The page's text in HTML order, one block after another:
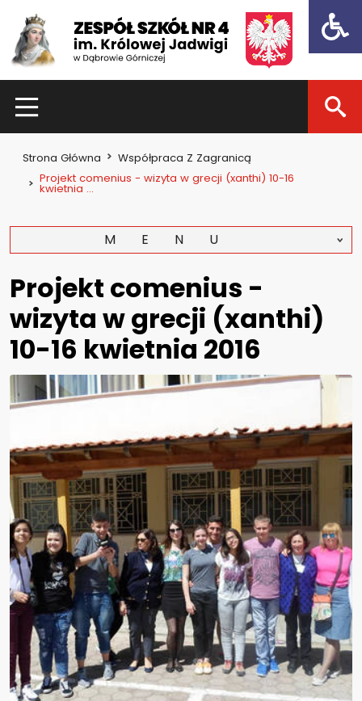
Kadra nauczycielska
Zajęcia pozalekcyjne
Konkursy
Dla rodziców
Kadra nauczycielska
Zajęcia pozalekcyjne
Konkursy
Wszystko o wszawicy
Dla nauczycieli
Kadra nauczycielska
Aktywna tablica
Do pobrania - nauczyciele
27 stycznia- Międzynarodowy Dzień Pamięci
o Ofiarach Holokaustu
Strona Główna
Współpraca Z Zagranicą
Projekt comenius - wizyta w grecji (xanthi) 10-16
kwietnia ...
MENU
Projekt comenius -
wizyta w grecji (xanthi)
10-16 kwietnia 2016